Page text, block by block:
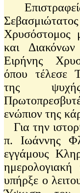
Χρυσόστομος
και
Ειρήνης
όπου τέλεσε
της
ενώπιον της
Για την
π. Ιωάννης
εγγάμους
υπήρξε ο